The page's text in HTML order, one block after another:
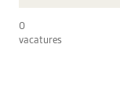
0
vacatures